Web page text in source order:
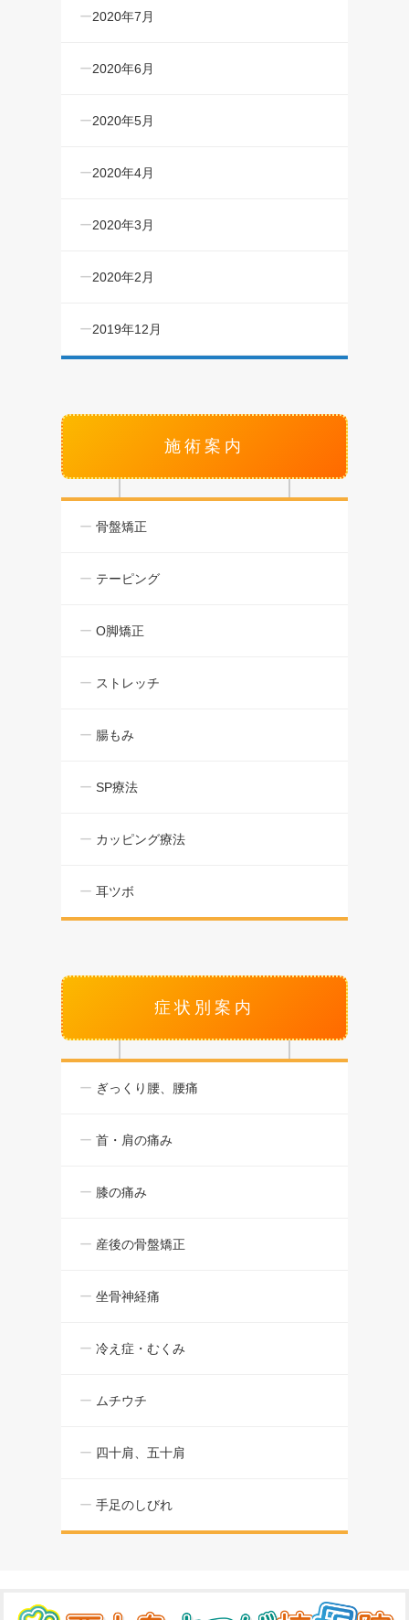
2020年7月
2020年6月
2020年5月
2020年4月
2020年3月
2020年2月
2019年12月
施術案内
骨盤矯正
テーピング
O脚矯正
ストレッチ
腸もみ
SP療法
カッピング療法
耳ツボ
症状別案内
ぎっくり腰、腰痛
首・肩の痛み
膝の痛み
産後の骨盤矯正
坐骨神経痛
冷え症・むくみ
ムチウチ
四十肩、五十肩
手足のしびれ